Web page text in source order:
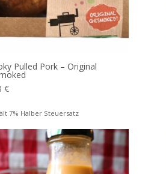
Pulled Pork – Original
€
7% Halber Steuersatz